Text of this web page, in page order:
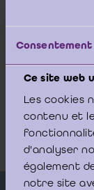
Consentement
Ce site web
Les cookies
contenu et
d'analyser
également
notre site
IBR/IRE -
Albert II-